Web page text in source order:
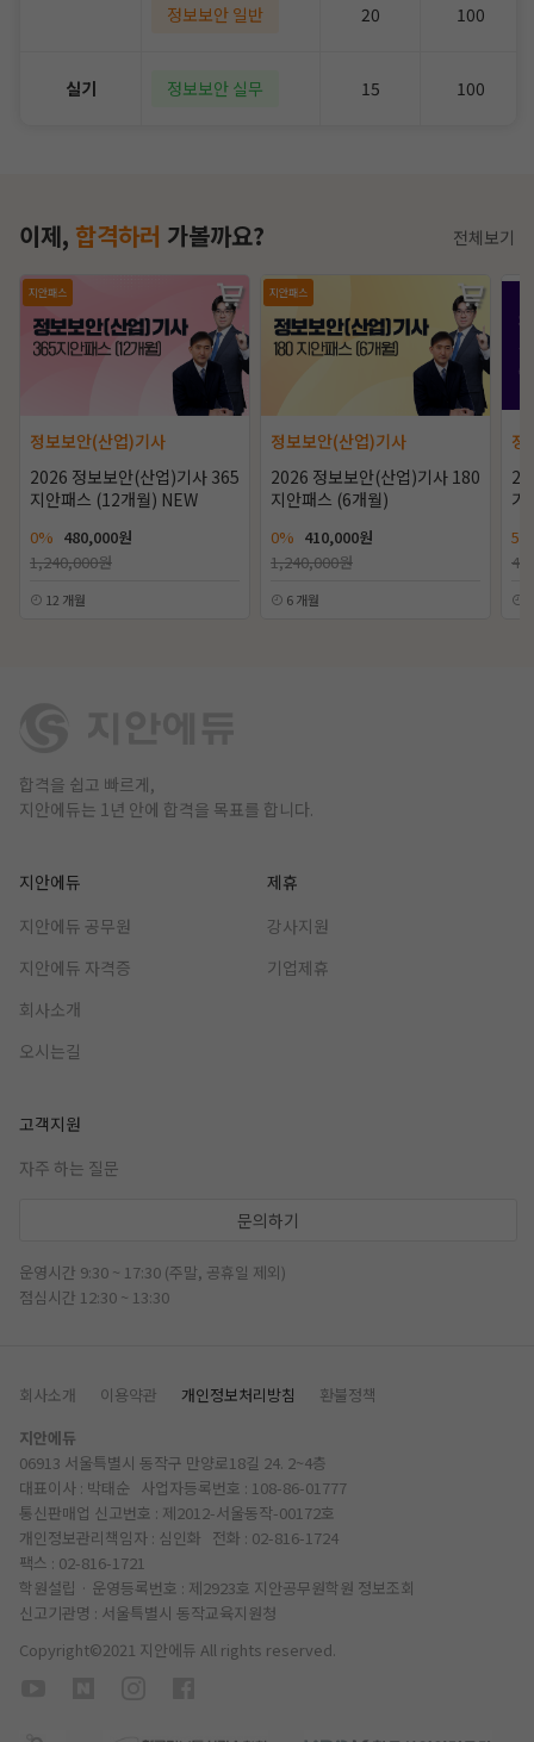
정보보안 일반 20 100
실기 정보보안 실무 15 100
이제, 합격하러 가볼까요? 전체보기
지안패스
정보보안(산업)기사
2026 정보보안(산업)기사 365
지안패스 (12개월) NEW
0% 480,000원
1,240,000원
12 개월
지안패스
정보보안(산업)기사
2026 정보보안(산업)기사 180
지안패스 (6개월)
0% 410,000원
1,240,000원
6 개월
정
기
합격을 쉽고 빠르게,
지안에듀는 1년 안에 합격을 목표를 합니다.
지안에듀
지안에듀 공무원
지안에듀 자격증
회사소개
오시는길
제휴
강사지원
기업제휴
고객지원
자주 하는 질문
문의하기
운영시간 9:30 ~ 17:30 (주말, 공휴일 제외)
점심시간 12:30 ~ 13:30
회사소개 이용약관 개인정보처리방침
환불정책
지안에듀
06913 서울특별시 동작구 만양로18길 24. 2~4층
대표이사 : 박태순 사업자등록번호 : 108-86-01777
통신판매업 신고번호 : 제2012-서울동작-00172호
개인정보관리책임자 : 심인화 전화 : 02-816-1724
팩스 : 02-816-1721
학원설립 · 운영등록번호 : 제2923호 지안공무원학원 정보조회
신고기관명 : 서울특별시 동작교육지원청
Copyright©2021 지안에듀 All rights reserved.